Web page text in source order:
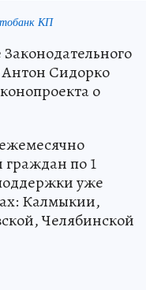
КП
Законодательного
Сидорко
о
граждан по 1
уже
Калмыкии,
Челябинской